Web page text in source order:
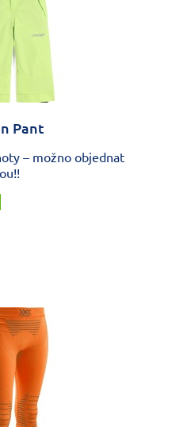
Pant
– možno objednat